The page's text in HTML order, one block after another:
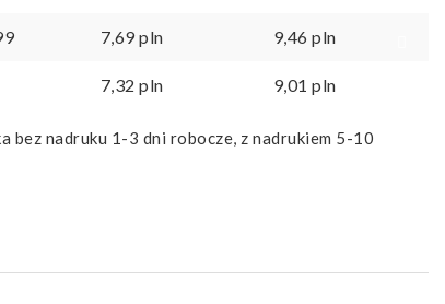
7,69pln 9,46pln
7,32pln 9,01pln
bez nadruku 1-3 dni robocze, z nadrukiem 5-10